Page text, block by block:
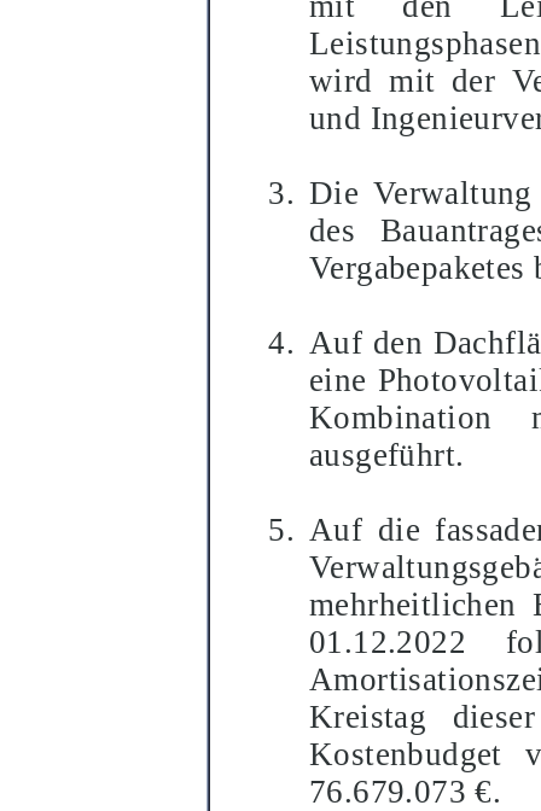
wird mit der
und
Die
des
Vergabepaketes
Auf den
eine
Kombination
ausgeführt.
Auf die
mehrheitlichen
01.12.2022
Kreistag
76.679.073 €.